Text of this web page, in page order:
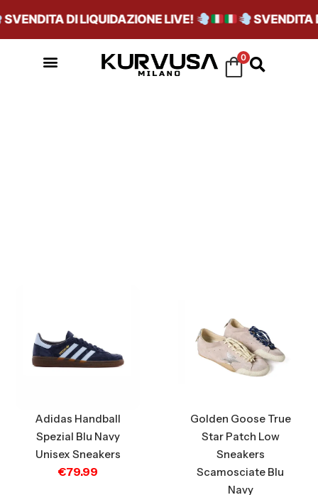
DI LIQUIDAZIONE LIVE! SVENDITA DI
0
Adidas Handball
Spezial Blu Navy
Unisex Sneakers
€79.99
Golden Goose True
Star Patch Low
Sneakers
Scamosciate Blu
Navy